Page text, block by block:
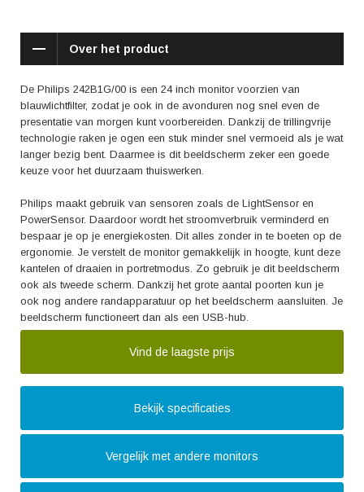
Over het product
De Philips 242B1G/00 is een 24 inch monitor voorzien van
blauwlichtfilter, zodat je ook in de avonduren nog snel even de
presentatie van morgen kunt voorbereiden. Dankzij de trillingvrije
technologie raken je ogen een stuk minder snel vermoeid als je wat
langer bezig bent. Daarmee is dit beeldscherm zeker een goede
keuze voor het duurzaam thuiswerken.
Philips maakt gebruik van sensoren zoals de LightSensor en
PowerSensor. Daardoor wordt het stroomverbruik verminderd en
bespaar je op je energiekosten. Dit alles zonder in te boeten op de
ergonomie. Je verstelt de monitor gemakkelijk in hoogte, kunt deze
kantelen of draaien in portretmodus. Zo gebruik je dit beeldscherm
ook als tweede scherm. Dankzij het grote aantal poorten kun je
ook nog andere randapparatuur op het beeldscherm aansluiten. Je
beeldscherm functioneert dan als een USB-hub.
Vind de laagste prijs
Bekijk specificaties
Vergelijk met andere monitors